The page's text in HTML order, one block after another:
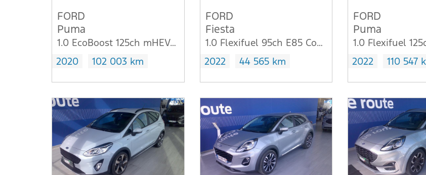
FORD
Puma
1.0 EcoBoost 125ch mHEV ST-Line 6cv
2020
102 003 km
FORD
Fiesta
1.0 Flexifuel 95ch E85 Cool & Connect 5p
2022
44 565 km
FORD
Puma
2022
110 547